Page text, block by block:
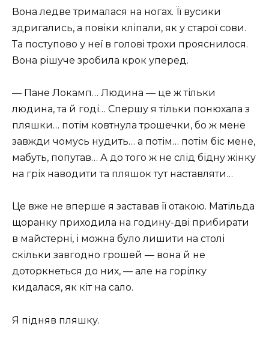
Вона ледве трималася на ногах. Її вусики
здригались, а повіки кліпали, як у старої сови.
Та поступово у неї в голові трохи прояснилося.
Вона рішуче зробила крок уперед.
— Пане Локамп… Людина — це ж тільки
людина, та й годі… Спершу я тільки понюхала з
пляшки… потім ковтнула трошечки, бо ж мене
завжди чомусь нудить… а потім… потім біс мене,
мабуть, попутав… А до того ж не слід бідну жінку
на гріх наводити та пляшок тут наставляти…
Це вже не вперше я заставав її отакою. Матільда
щоранку приходила на годину-дві прибирати
в майстерні, і можна було лишити на столі
скільки завгодно грошей — вона й не
доторкнеться до них, — але на горілку
кидалася, як кіт на сало.
Я підняв пляшку.